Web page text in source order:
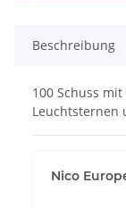
Beschreibung
100 Schuss
Leuchtsternen
Nico